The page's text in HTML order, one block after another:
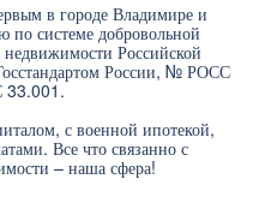
в городе Владимире и
по системе добровольной
Российской
России, № РОСС
33.001.
с военной ипотекой,
Все что связанно с
– наша сфера!